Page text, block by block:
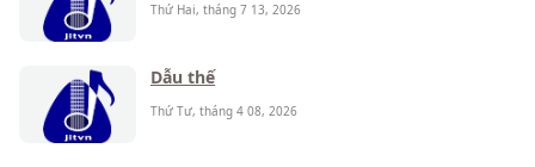
Thứ Hai, tháng 7 13, 2026
Dẫu thế
Thứ Tư, tháng 4 08, 2026